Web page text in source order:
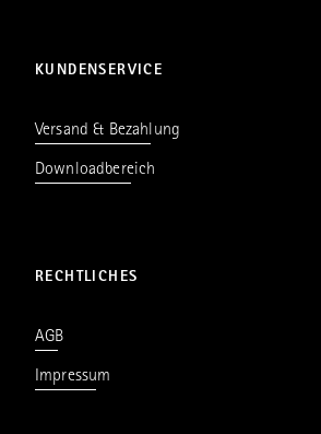
KUNDENSERVICE
Versand & Bezahlung
Downloadbereich
RECHTLICHES
AGB
Impressum